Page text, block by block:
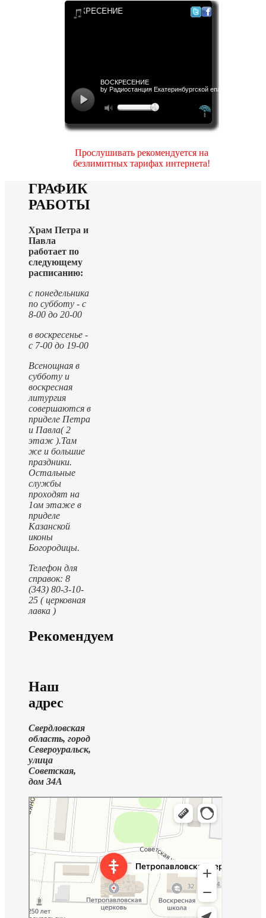
Прослушивать рекомендуется на
безлимитных тарифах интернета!
ГРАФИК
РАБОТЫ
Храм Петра и
Павла
работает по
следующему
расписанию:
с понедельника
по субботу - с
8-00 до 20-00
в воскресенье -
с 7-00 до 19-00
Всенощная в
субботу и
воскресная
литургия
совершаются в
приделе Петра
и Павла( 2
этаж ).Там
же и большие
праздники.
Остальные
службы
проходят на
1ом этаже в
приделе
Казанской
иконы
Богородицы.
Телефон для
справок: 8
(343) 80-3-10-
25 ( церковная
лавка )
Рекомендуем
Наш
адрес
Свердловская
область, город
Североуральск,
улица
Советская,
дом 34А